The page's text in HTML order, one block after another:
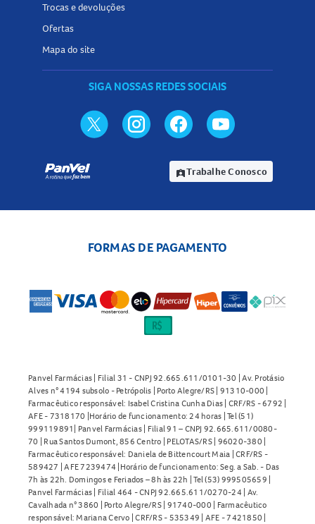
Trocas e devoluções
Ofertas
Mapa do site
SIGA NOSSAS REDES SOCIAIS
assignment_indTrabalhe Conosco
FORMAS DE PAGAMENTO
Panvel Farmácias | Filial 31 - CNPJ 92.665.611/0101-30 | Av. Protásio
Alves n° 4194 subsolo - Petrópolis | Porto Alegre/RS | 91310-000 |
Farmacêutico responsável: Isabel Cristina Cunha Dias | CRF/RS - 6792 |
AFE - 7318170 |Horário de funcionamento: 24 horas | Tel (51)
999119891| Panvel Farmácias | Filial 91 – CNPJ 92.665.611/0080-
70 | Rua Santos Dumont, 856 Centro | PELOTAS/RS | 96020-380 |
Farmacêutico responsável: Daniela de Bittencourt Maia | CRF/RS -
589427 | AFE 7239474 |Horário de funcionamento: Seg. a Sab. - Das
7h às 22h. Domingos e Feriados – 8h às 22h | Tel (53) 999505659 |
Panvel Farmácias | Filial 464 - CNPJ 92.665.611/0270-24 | Av.
Cavalhada n° 3860 | Porto Alegre/RS | 91740-000 | Farmacêutico
responsável: Mariana Cervo | CRF/RS - 535349 | AFE - 7421850 |